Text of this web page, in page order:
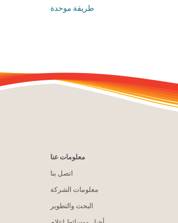
طريقة موحدة
معلومات عنا
اتصل بنا
معلومات الشركة
البحث والتطوير